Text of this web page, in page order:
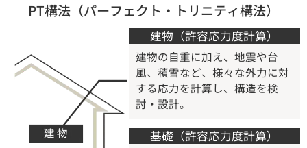
PT構法（パーフェクト・トリニティ構法）
建物（許容応力度計算）
建物の自重に加え、地震や台
風、積雪など、様々な外力に対
する応力を計算し、構造を検
討・設計。
基礎（許容応力度計算）